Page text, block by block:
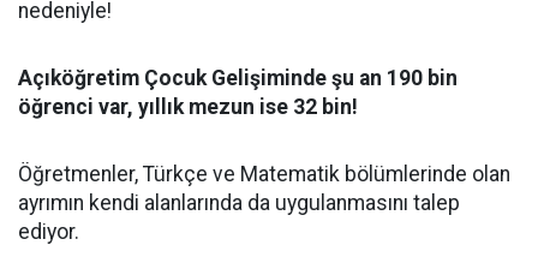
nedeniyle!
Açıköğretim Çocuk Gelişiminde şu an 190 bin
öğrenci var, yıllık mezun ise 32 bin!
Öğretmenler, Türkçe ve Matematik bölümlerinde olan
ayrımın kendi alanlarında da uygulanmasını talep
ediyor.